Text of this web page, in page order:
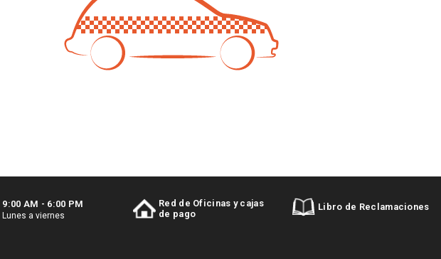
GLP/Diesel/Gasolina
9:00 AM - 6:00 PM
Lunes a viernes
Red de Oficinas y cajas
de pago
Libro de Reclamaciones